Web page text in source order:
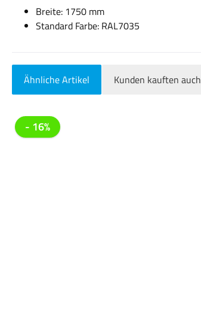
Breite: 1750 mm
Standard Farbe: RAL7035
Ähnliche Artikel Kunden kauften auch
Produktgalerie überspringen
- 16%